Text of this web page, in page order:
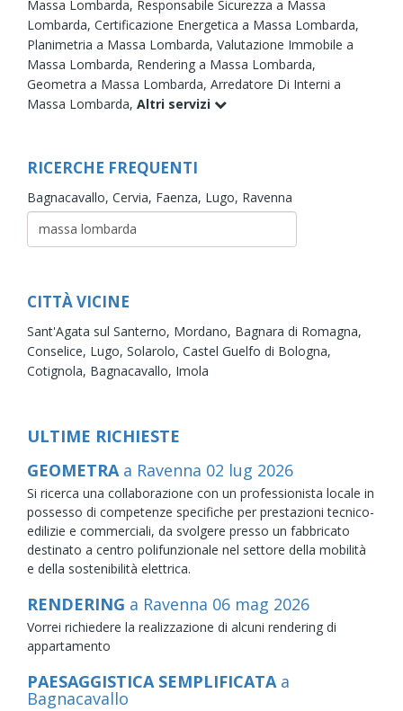
Massa Lombarda, Responsabile Sicurezza a Massa
Lombarda, Certificazione Energetica a Massa Lombarda,
Planimetria a Massa Lombarda, Valutazione Immobile a
Massa Lombarda, Rendering a Massa Lombarda,
Geometra a Massa Lombarda, Arredatore Di Interni a
Massa Lombarda, Altri servizi
RICERCHE FREQUENTI
Bagnacavallo, Cervia, Faenza, Lugo, Ravenna
CITTÀ VICINE
Sant'Agata sul Santerno, Mordano, Bagnara di Romagna,
Conselice, Lugo, Solarolo, Castel Guelfo di Bologna,
Cotignola, Bagnacavallo, Imola
ULTIME RICHIESTE
GEOMETRA a Ravenna 02 lug 2026
Si ricerca una collaborazione con un professionista locale in
possesso di competenze specifiche per prestazioni tecnico-
edilizie e commerciali, da svolgere presso un fabbricato
destinato a centro polifunzionale nel settore della mobilità
e della sostenibilità elettrica.
RENDERING a Ravenna 06 mag 2026
Vorrei richiedere la realizzazione di alcuni rendering di
appartamento
PAESAGGISTICA SEMPLIFICATA a
Bagnacavallo